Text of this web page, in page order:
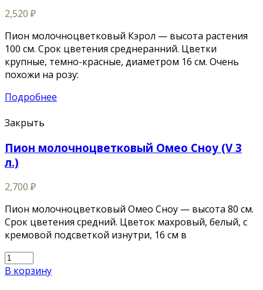
2,520 ₽
Пион молочноцветковый Кэрол — высота растения
100 см. Срок цветения среднеранний. Цветки
крупные, темно-красные, диаметром 16 см. Очень
похожи на розу:
Подробнее
Закрыть
Пион молочноцветковый Омео Сноу (V 3
л.)
2,700 ₽
Пион молочноцветковый Омео Сноу — высота 80 см.
Срок цветения средний. Цветок махровый, белый, с
кремовой подсветкой изнутри, 16 см в
В корзину